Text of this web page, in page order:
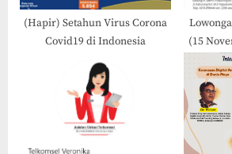
:
(Hapir) Setahun Virus Corona
Covid19 di Indonesia
(15